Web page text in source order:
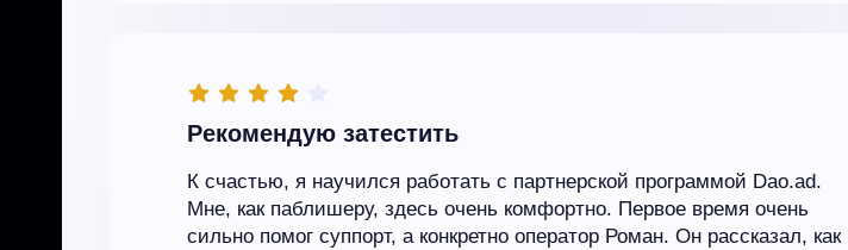
Рекомендую затестить
К счастью, я научился работать с партнерской программой Dao.ad.
Мне, как паблишеру, здесь очень комфортно. Первое время очень
сильно помог суппорт, а конкретно оператор Роман. Он рассказал, как